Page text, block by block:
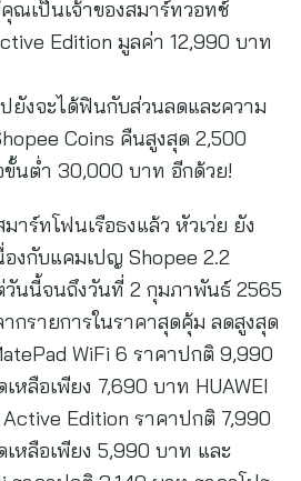
ณเป็นเจ้าของสมาร์ทวอทช์
Edition มูลค่า 12,990 บาท
ยังจะได้ฟินกับส่วนลดและความ
Coins คืนสูงสุด 2,500
ขั้นต่ำ 30,000 บาท อีกด้วย!
าร์ทโฟนเรือธงแล้ว หัวเว่ย ยัง
องกับแคมเปญ Shopee 2.2
วันนี้จนถึงวันที่ 2 กุมภาพันธ์ 2565
กรายการในราคาสุดคุ้ม ลดสูงสุด
WiFi 6 ราคาปกติ 9,990
หลือเพียง 7,690 บาท HUAWEI
Active Edition ราคาปกติ 7,990
หลือเพียง 5,990 บาท และ